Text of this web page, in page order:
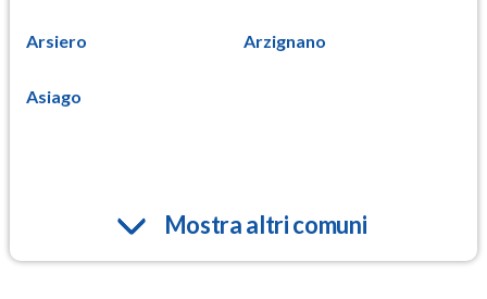
Arsiero Arzignano
Asiago
Mostra altri comuni